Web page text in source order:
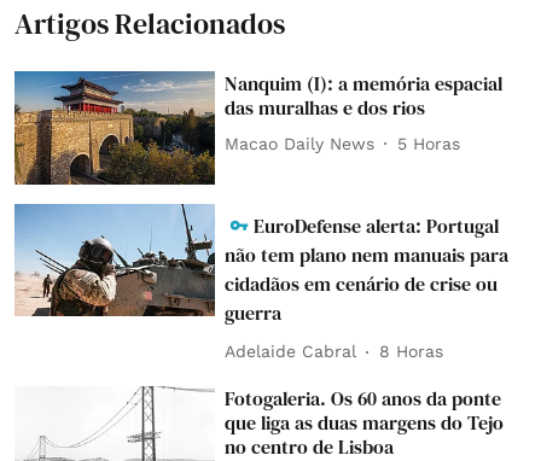
Artigos Relacionados
Nanquim (I): a memória espacial
das muralhas e dos rios
Macao Daily News 5 Horas
EuroDefense alerta: Portugal
não tem plano nem manuais para
cidadãos em cenário de crise ou
guerra
Adelaide Cabral 8 Horas
Fotogaleria. Os 60 anos da ponte
que liga as duas margens do Tejo
no centro de Lisboa